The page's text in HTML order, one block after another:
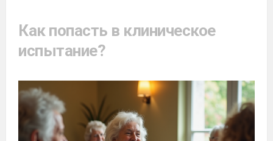
Как попасть в клиническое
испытание?